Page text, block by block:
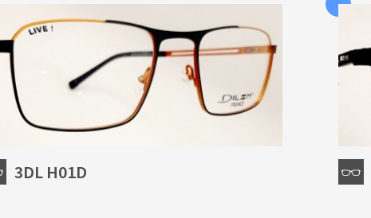
3DL H01D